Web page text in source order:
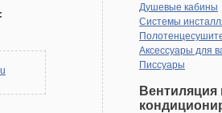
Душевые кабины
Системы
Аксессуары для
Писсуары
Вентиляция